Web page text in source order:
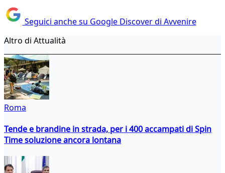
Seguici anche su Google Discover di Avvenire
Altro di Attualità
Roma
Tende e brandine in strada, per i 400 accampati di Spin
Time soluzione ancora lontana